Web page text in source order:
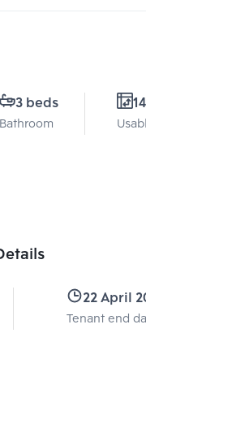
3 beds
Bathroom
141 Sq.m.
Usable area
22 April 2026
Tenant end date